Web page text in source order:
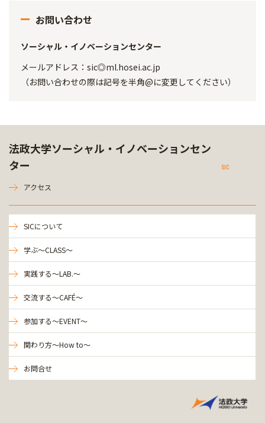
お問い合わせ
ソーシャル・イノベーションセンター
メールアドレス：sic◎ml.hosei.ac.jp
（お問い合わせの際は記号を半角@に変更してください）
法政大学ソーシャル・イノベーションセン
ター
SIC
アクセス
SICについて
学ぶ～CLASS～
実践する～LAB.～
交流する～CAFÉ～
参加する～EVENT～
関わり方～How to～
お問合せ